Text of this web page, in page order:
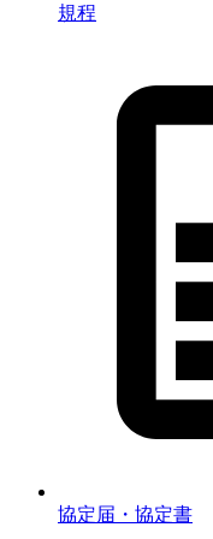
規程
協定届・協定書